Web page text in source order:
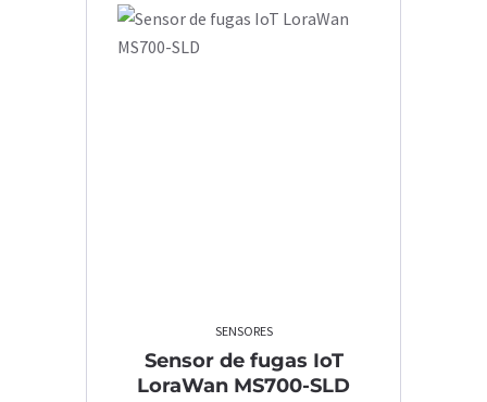
SENSORES
Sensor de fugas IoT
LoraWan MS700-SLD